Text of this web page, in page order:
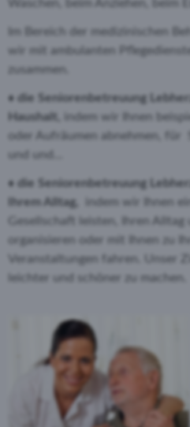
Waschen, beim Anziehen, beim
Im Bereich der medizinischen
wir mit ambulanten
zusammen.
♦ die Seniorenbetreuung
Haushalt,
indem wir Ihnen
oder Aufräumen abnehmen, für
und und...
♦ die Seniorenbetreuung
Ihrem Alltag,
indem wir Ihnen
Gesellschaft leisten, Ihren Alltag
organisieren oder mit Ihnen zu
Veranstaltungen fahren. Unser
leichter und schöner zu machen.